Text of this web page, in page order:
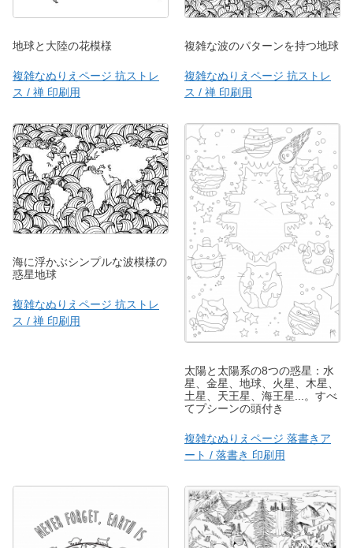
地球と大陸の花模様
複雑なぬりえページ 抗ストレ
ス / 禅 印刷用
複雑な波のパターンを持つ地球
複雑なぬりえページ 抗ストレ
ス / 禅 印刷用
海に浮かぶシンプルな波模様の
惑星地球
複雑なぬりえページ 抗ストレ
ス / 禅 印刷用
太陽と太陽系の8つの惑星：水
星、金星、地球、火星、木星、
土星、天王星、海王星...。すべ
てプシーンの頭付き
複雑なぬりえページ 落書きア
ート / 落書き 印刷用